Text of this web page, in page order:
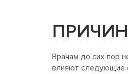
Врачам до сих пор
влияют следующие